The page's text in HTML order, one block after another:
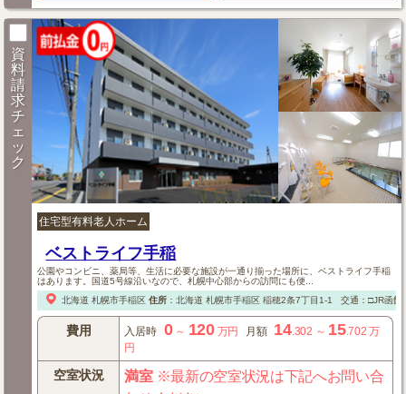
資
料
請
求
チ
ェ
ッ
ク
住宅型有料老人ホーム
ベストライフ手稲
公園やコンビニ、薬局等、生活に必要な施設が一通り揃った場所に、ベストライフ手稲
はあります。国道5号線沿いなので、札幌中心部からの訪問にも便...
北海道 札幌市手稲区 住所： 北海道 札幌市手稲区稲穂2条7丁目1-1 交通：□JR函館
費用 入居時 0～ 120 万円 月額 14.302 ～ 15.702 万
円
空室状況 満室※最新の空室状況は下記へお問い合